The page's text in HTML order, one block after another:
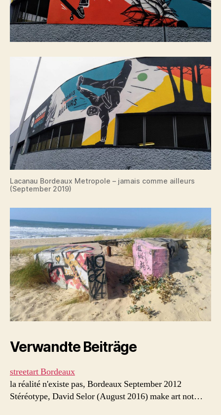
Lacanau Bordeaux Metropole – jamais comme ailleurs
(September 2019)
Verwandte Beiträge
streetart Bordeaux
la réalité n'existe pas, Bordeaux September 2012
Stéréotype, David Selor (August 2016) make art not…